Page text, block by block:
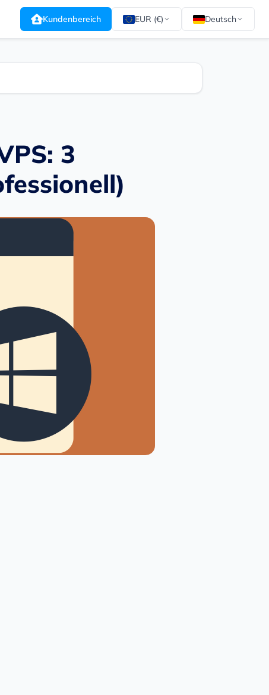
Kundenbereich EUR (€) Deutsch
3